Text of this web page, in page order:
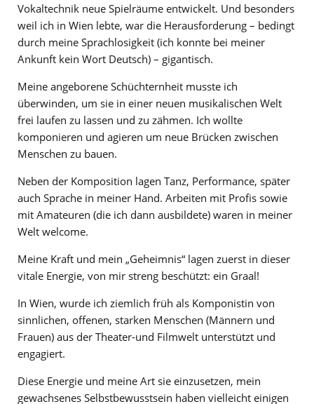
Vokaltechnik neue Spielräume entwickelt. Und besonders
weil ich in Wien lebte, war die Herausforderung – bedingt
durch meine Sprachlosigkeit (ich konnte bei meiner
Ankunft kein Wort Deutsch) – gigantisch.
Meine angeborene Schüchternheit musste ich
überwinden, um sie in einer neuen musikalischen Welt
frei laufen zu lassen und zu zähmen. Ich wollte
komponieren und agieren um neue Brücken zwischen
Menschen zu bauen.
Neben der Komposition lagen Tanz, Performance, später
auch Sprache in meiner Hand. Arbeiten mit Profis sowie
mit Amateuren (die ich dann ausbildete) waren in meiner
Welt welcome.
Meine Kraft und mein „Geheimnis“ lagen zuerst in dieser
vitale Energie, von mir streng beschützt: ein Graal!
In Wien, wurde ich ziemlich früh als Komponistin von
sinnlichen, offenen, starken Menschen (Männern und
Frauen) aus der Theater-und Filmwelt unterstützt und
engagiert.
Diese Energie und meine Art sie einzusetzen, mein
gewachsenes Selbstbewusstsein haben vielleicht einigen